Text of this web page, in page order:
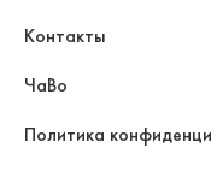
Контакты
ЧаВо
Политика